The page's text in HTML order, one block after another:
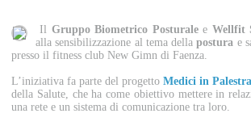
Il Gruppo Biometrico Posturalee Wellfit
alla sensibilizzazione al tema dellapostura e
presso il fitness club New Gimn di Faenza.
L’iniziativa fa parte del progetto Medici in
della Salute, che ha come obiettivo mettere in
una rete e un sistema di comunicazione tra loro.